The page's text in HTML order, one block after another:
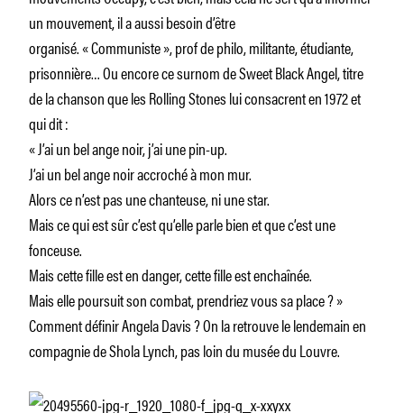
un mouvement, il a aussi besoin d’être
organisé. « Communiste », prof de philo, militante, étudiante,
prisonnière… Ou encore ce surnom de Sweet Black Angel, titre
de la chanson que les Rolling Stones lui consacrent en 1972 et
qui dit :
« J’ai un bel ange noir, j’ai une pin-up.
J’ai un bel ange noir accroché à mon mur.
Alors ce n’est pas une chanteuse, ni une star.
Mais ce qui est sûr c’est qu’elle parle bien et que c’est une
fonceuse.
Mais cette fille est en danger, cette fille est enchaînée.
Mais elle poursuit son combat, prendriez vous sa place ? »
Comment définir Angela Davis ? On la retrouve le lendemain en
compagnie de Shola Lynch, pas loin du musée du Louvre.